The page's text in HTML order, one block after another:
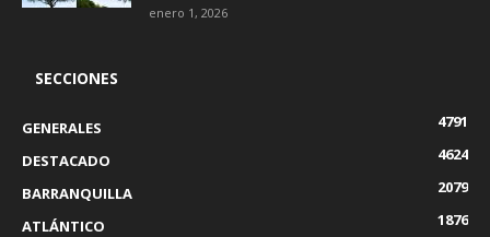
enero 1, 2026
SECCIONES
GENERALES
4791
DESTACADO
4624
BARRANQUILLA
2079
ATLÁNTICO
1876